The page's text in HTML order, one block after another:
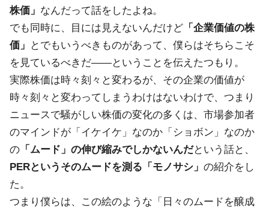
株価」 なんだって話をしたよね。
でも同時に、目には見えないんだけど 「企業価値の株
価」
とでもいうべきものがあって、僕らはそちらこそ
を見ているべきだ――ということを伝えたつもり。
実際株価は時々刻々と変わるが、その企業の価値が
時々刻々と変わってしまうわけはないわけで、つまり
ニュースで騒がしい株価の変化の多くは、市場参加者
のマインドが「イケイケ」なのか「ショボン」なのか
の 「ムード」の伸び縮みでしかないんだという話と、
PERというそのムードを測る「モノサシ」 の紹介をし
た。
つまり僕らは、この絵のような「日々のムードを醸成